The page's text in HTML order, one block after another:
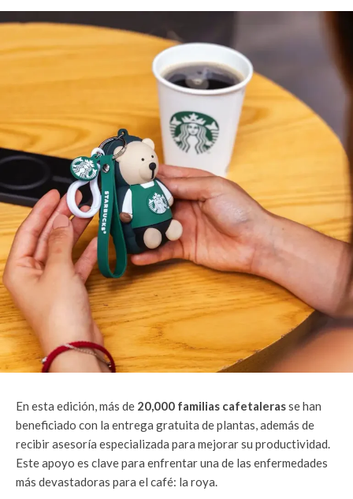
En esta edición, más de 20,000 familias cafetalerasse han
beneficiado con la entrega gratuita de plantas, además de
recibir asesoría especializada para mejorar su productividad.
Este apoyo es clave para enfrentar una de las enfermedades
más devastadoras para el café: la roya.